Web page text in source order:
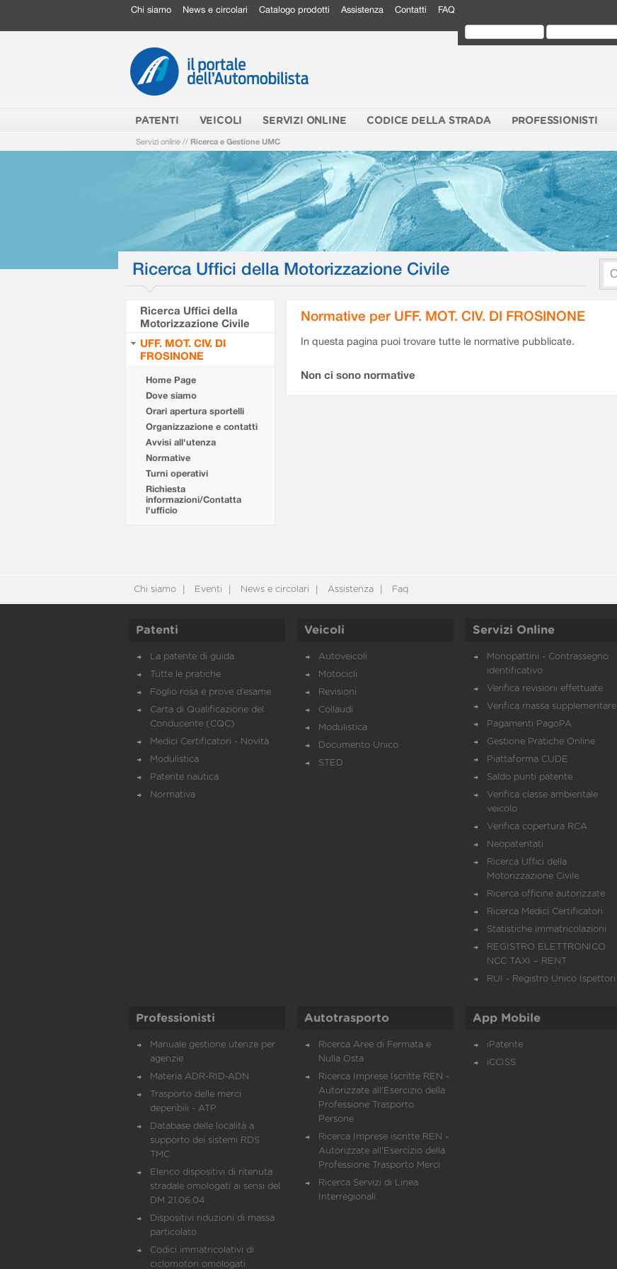
Chi siamo News e circolari Catalogo prodotti Assistenza Contatti FAQ
PATENTI VEICOLI SERVIZI ONLINE CODICE DELLA STRADA PROFESSIONISTI
Servizi online // Ricerca e Gestione UMC
Ricerca Uffici della Motorizzazione Civile
Ricerca Uffici della
Motorizzazione Civile
UFF. MOT. CIV. DI
FROSINONE
Home Page
Dove siamo
Orari apertura sportelli
Organizzazione e contatti
Avvisi all'utenza
Normative
Turni operativi
Richiesta
informazioni/Contatta
l'ufficio
Normative per UFF. MOT. CIV. DI FROSINONE
In questa pagina puoi trovare tutte le normative pubblicate.
Non ci sono normative
Chi siamo Eventi News e circolari Assistenza Faq
Patenti
La patente di guida
Tutte le pratiche
Foglio rosa e prove d’esame
Carta di Qualificazione del
Conducente (CQC)
Medici Certificatori - Novità
Modulistica
Patente nautica
Normativa
Veicoli
Autoveicoli
Motocicli
Revisioni
Collaudi
Modulistica
Documento Unico
STED
Servizi Online
Monopattini - Contrassegno
identificativo
Verifica revisioni effettuate
Verifica massa supplementare
Pagamenti PagoPA
Gestione Pratiche Online
Piattaforma CUDE
Saldo punti patente
Verifica classe ambientale
veicolo
Verifica copertura RCA
Neopatentati
Ricerca Uffici della
Motorizzazione Civile
Ricerca officine autorizzate
Ricerca Medici Certificatori
Statistiche immatricolazioni
REGISTRO ELETTRONICO
NCC TAXI – RENT
RUI - Registro Unico Ispettori
Professionisti
Manuale gestione utenze per
agenzie
Materia ADR-RID-ADN
Trasporto delle merci
deperibili - ATP
Database delle località a
supporto dei sistemi RDS
TMC
Elenco dispositivi di ritenuta
stradale omologati ai sensi del
DM 21.06.04
Dispositivi riduzioni di massa
particolato
Codici immatricolativi di
ciclomotori omologati
Autotrasporto
Ricerca Aree di Fermata e
Nulla Osta
Ricerca Imprese Iscritte REN -
Autorizzate all'Esercizio della
Professione Trasporto
Persone
Ricerca Imprese iscritte REN -
Autorizzate all'Esercizio della
Professione Trasporto Merci
Ricerca Servizi di Linea
Interregionali
App Mobile
iPatente
iCCISS